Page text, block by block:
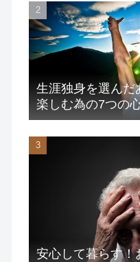
生涯独身を選んだ
楽しむ為の7つの
安心して暮らす！